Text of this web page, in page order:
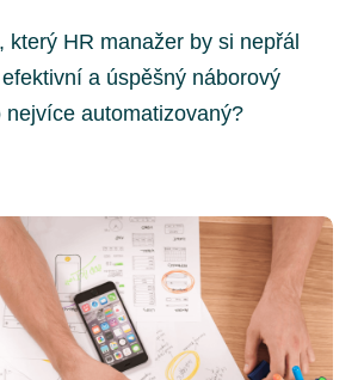
který HR manažer by si nepřál
a úspěšný náborový
nejvíce automatizovaný?